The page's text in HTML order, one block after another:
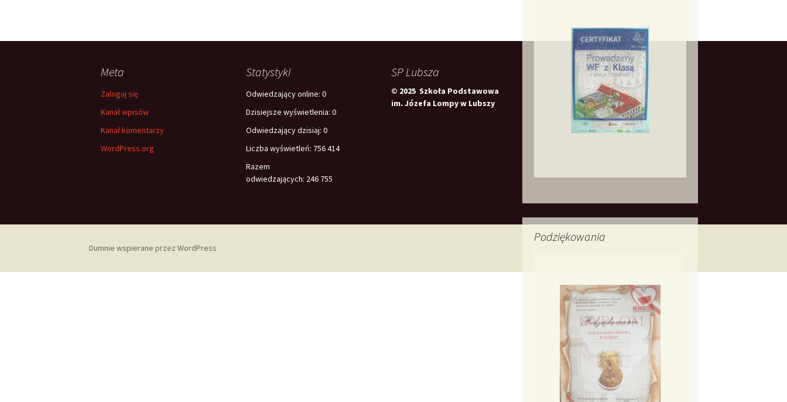
Podziękowania
Meta
Zaloguj się
Kanał wpisów
Kanał komentarzy
WordPress.org
Statystyki
Odwiedzający online: 0
Dzisiejsze wyświetlenia: 0
Odwiedzający dzisiaj: 0
Liczba wyświetleń: 756 414
Razem
odwiedzających: 246 755
SP Lubsza
© 2025 Szkoła Podstawowa
im. Józefa Lompy w Lubszy
Dumnie wspierane przez WordPress